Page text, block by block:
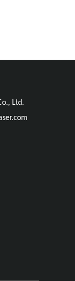
Ltd.